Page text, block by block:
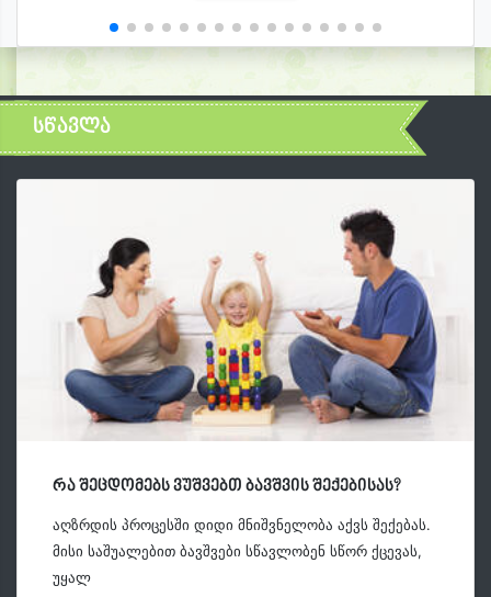
სწავლა
რა შეცდომებს ვუშვებთ ბავშვის შექებისას?
აღზრდის პროცესში დიდი მნიშვნელობა აქვს შექებას.
მისი საშუალებით ბავშვები სწავლობენ სწორ ქცევას,
უყალ